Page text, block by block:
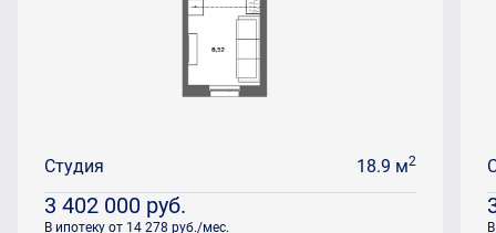
Студия 18.9 м2
3 402 000 руб.
В ипотеку от 14 278 руб./мес.